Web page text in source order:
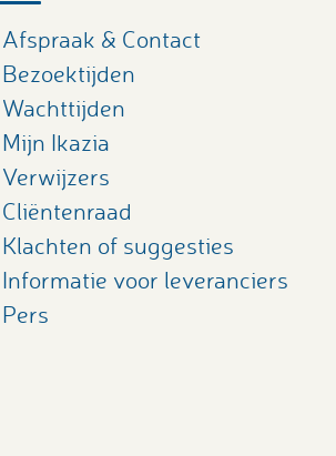
Afspraak & Contact
Bezoektijden
Wachttijden
Mijn Ikazia
Verwijzers
Cliëntenraad
Klachten of suggesties
Informatie voor leveranciers
Pers